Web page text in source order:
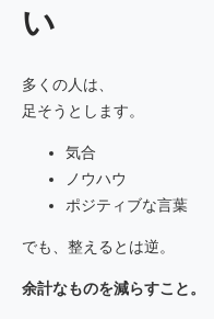
い
多くの人は、
足そうとします。
気合
ノウハウ
ポジティブな言葉
でも、整えるとは逆。
余計なものを減らすこと。